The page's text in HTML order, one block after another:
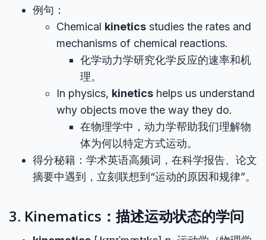
例句：
Chemical kinetics studies the rates and
mechanisms of chemical reactions.
化学动力学研究化学反应的速率和机
理。
In physics, kinetics helps us understand
why objects move the way they do.
在物理学中，动力学帮助我们理解物
体为何以特定方式运动。
得分秘籍：学术英语高频词，在科学报告、论文
摘要中遇到，立刻联想到“运动的原因和规律”。
3. Kinematics：描述运动状态的学问